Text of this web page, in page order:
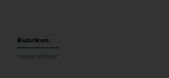
Rubriken :
Heilpraktiker